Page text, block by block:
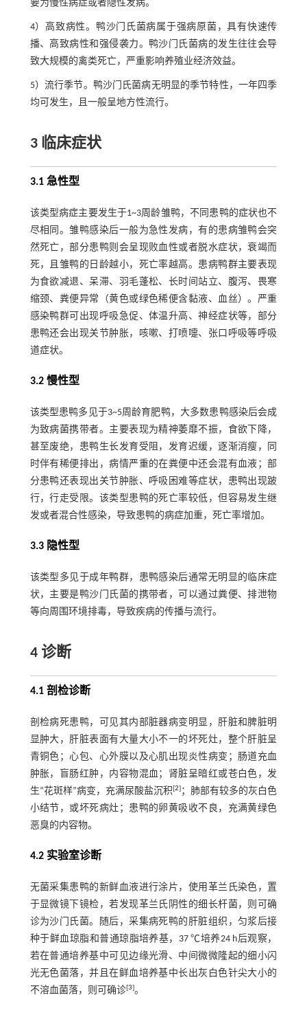
要为慢性病症或者隐性发病。
4）高致病性。鸭沙门氏菌病属于强病原菌，具有快速传
播、高致病性和强侵袭力。鸭沙门氏菌病的发生往往会导
致大规模的禽类死亡，严重影响养殖业经济效益。
5）流行季节。鸭沙门氏菌病无明显的季节特性，一年四季
均可发生，且一般呈地方性流行。
3 临床症状
3.1 急性型
该类型病症主要发生于1~3周龄雏鸭，不同患鸭的症状也不
尽相同。雏鸭感染后一般为急性发病，有的患病雏鸭会突
然死亡，部分患鸭则会呈现败血性或者脱水症状，衰竭而
死，且雏鸭的日龄越小，死亡率越高。患病鸭群主要表现
为食欲减退、呆滞、羽毛蓬松、长时间站立、腹泻、畏寒
缩颈、粪便异常（黄色或绿色稀便含黏液、血丝）。严重
感染鸭群可出现呼吸急促、体温升高、神经症状等，部分
患鸭还会出现关节肿胀，咳嗽、打喷嚏、张口呼吸等呼吸
道症状。
3.2 慢性型
该类型患鸭多见于3~5周龄育肥鸭，大多数患鸭感染后会成
为致病菌携带者。主要表现为精神萎靡不振，食欲下降，
甚至废绝，患鸭生长发育受阻，发育迟缓，逐渐消瘦，同
时伴有稀便排出，病情严重的在粪便中还会混有血液；部
分患鸭还表现出关节肿胀、呼吸困难等症状，患鸭出现跛
行，行走受限。该类型患鸭的死亡率较低，但容易发生继
发或者混合性感染，导致患鸭的病症加重，死亡率增加。
3.3 隐性型
该类型多见于成年鸭群，患鸭感染后通常无明显的临床症
状，主要是鸭沙门氏菌的携带者，可以通过粪便、排泄物
等向周围环境排毒，导致疾病的传播与流行。
4 诊断
4.1 剖检诊断
剖检病死患鸭，可见其内部脏器病变明显，肝脏和脾脏明
显肿大，肝脏表面有大量大小不一的坏死灶，整个肝脏呈
青铜色；心包、心外膜以及心肌出现炎性病变；肠道充血
肿胀，盲肠红肿，内容物混血；肾脏呈暗红或苍白色，发
生“花斑样”病变，充满尿酸盐沉积[2] ；肺部有较多的灰白色
小结节，或坏死病灶；患鸭的卵黄吸收不良，充满黄绿色
恶臭的内容物。
4.2 实验室诊断
无菌采集患鸭的新鲜血液进行涂片，使用革兰氏染色，置
于显微镜下镜检，若发现革兰氏阴性的细长杆菌，则可确
诊为沙门氏菌。随后，采集病死鸭的肝脏组织，匀浆后接
种于鲜血琼脂和普通琼脂培养基，37 ℃培养24 h后观察，
若在普通培养基中可见边缘光滑、中间微微隆起的细小闪
光无色菌落，并且在鲜血培养基中长出灰白色针尖大小的
不溶血菌落，则可确诊[3]。